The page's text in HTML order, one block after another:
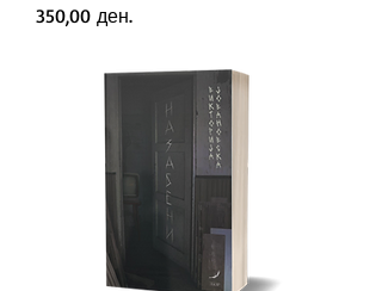
Price
350,00 ден.